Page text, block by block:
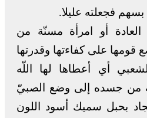
فجعلته عليلا.
أو امرأة مسنّة من
قومها على كفاءتها وقدرتها
أي أعطاها لها اللّه
من جسده إلى وضع الصبيّ
بحبل سميك أسود اللون